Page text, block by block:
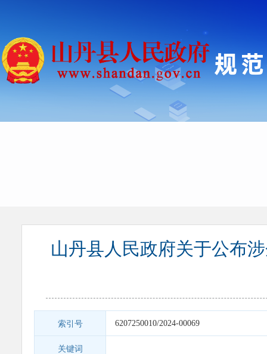
山丹县人民政府关于公布
索引号 6207250010/2024-00069
关键词